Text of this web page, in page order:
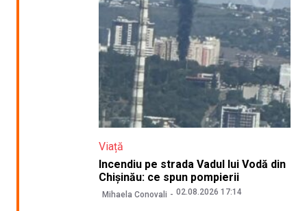
Viață
Incendiu pe strada Vadul lui Vodă din
Chișinău: ce spun pompierii
Mihaela Conovali 02.08.2026 17:14